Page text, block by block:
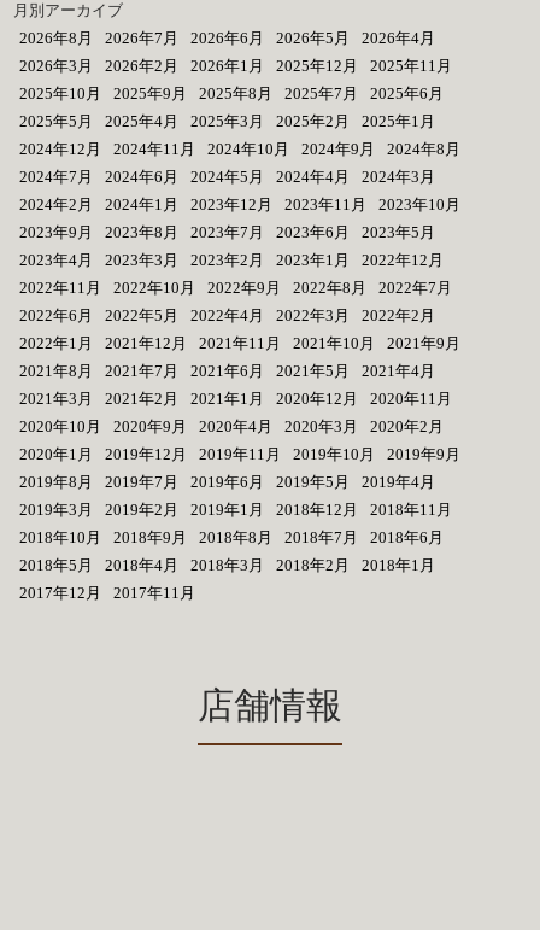
月別アーカイブ
2026年8月
2026年7月 2026年6月 2026年5月
2026年4月
2026年3月
2026年2月 2026年1月 2025年12月
2025年11月
2025年10月
2025年9月 2025年8月 2025年7月
2025年6月
2025年5月
2025年4月 2025年3月 2025年2月
2025年1月
2024年12月
2024年11月 2024年10月 2024年9月
2024年8月
2024年7月
2024年6月 2024年5月 2024年4月
2024年3月
2024年2月
2024年1月 2023年12月 2023年11月
2023年10月
2023年9月
2023年8月 2023年7月 2023年6月
2023年5月
2023年4月
2023年3月 2023年2月 2023年1月
2022年12月
2022年11月
2022年10月 2022年9月 2022年8月
2022年7月
2022年6月
2022年5月 2022年4月 2022年3月
2022年2月
2022年1月
2021年12月 2021年11月 2021年10月
2021年9月
2021年8月
2021年7月 2021年6月 2021年5月
2021年4月
2021年3月
2021年2月 2021年1月 2020年12月
2020年11月
2020年10月
2020年9月 2020年4月 2020年3月
2020年2月
2020年1月
2019年12月 2019年11月 2019年10月
2019年9月
2019年8月
2019年7月 2019年6月 2019年5月
2019年4月
2019年3月
2019年2月 2019年1月 2018年12月
2018年11月
2018年10月
2018年9月 2018年8月 2018年7月
2018年6月
2018年5月
2018年4月 2018年3月 2018年2月
2018年1月
2017年12月
2017年11月
店舗情報